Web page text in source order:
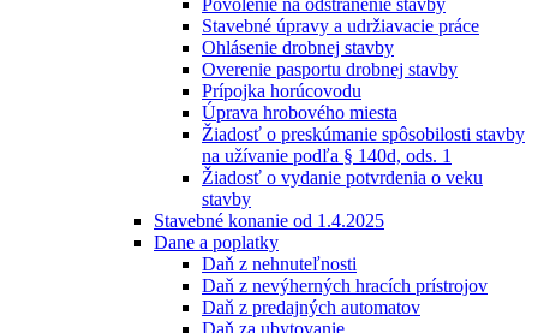
Povolenie na odstránenie stavby
Stavebné úpravy a udržiavacie práce
Ohlásenie drobnej stavby
Overenie pasportu drobnej stavby
Prípojka horúcovodu
Úprava hrobového miesta
Žiadosť o preskúmanie spôsobilosti stavby
na užívanie podľa § 140d, ods. 1
Žiadosť o vydanie potvrdenia o veku
stavby
Stavebné konanie od 1.4.2025
Dane a poplatky
Daň z nehnuteľnosti
Daň z nevýherných hracích prístrojov
Daň z predajných automatov
Daň za ubytovanie